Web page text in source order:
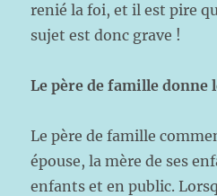
renié la foi, et il est pire
sujet est donc grave !
Le père de famille donne
Le père de famille
épouse, la mère de ses
enfants et en public.